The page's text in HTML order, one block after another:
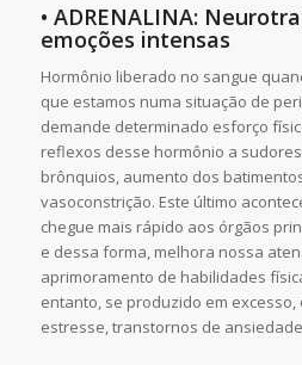
• ADRENALINA:
emoções intensas
Hormônio liberado no sangue
que estamos numa situação de
demande determinado esforço
reflexos desse hormônio a
brônquios, aumento dos
vasoconstrição. Este último
chegue mais rápido aos órgãos
e dessa forma, melhora nossa
aprimoramento de habilidades
entanto, se produzido em
estresse, transtornos de